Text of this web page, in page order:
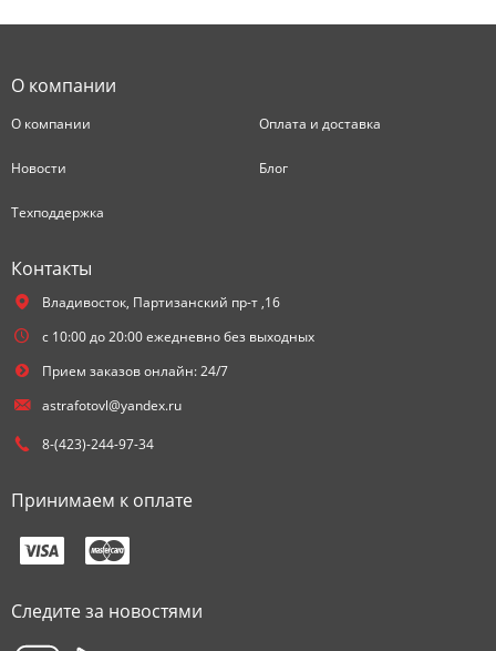
О компании
О компании Оплата и доставка
Новости Блог
Техподдержка
Контакты
Владивосток, Партизанский пр-т ,16
с 10:00 до 20:00 ежедневно без выходных
Прием заказов онлайн: 24/7
astrafotovl@yandex.ru
8-(423)-244-97-34
Принимаем к оплате
Следите за новостями